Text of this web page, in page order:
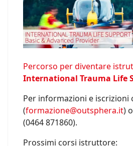
Percorso per diventare
International Trauma Life
Per informazioni e iscrizioni
(formazione@outsphera.it)
(0464 871860).
Prossimi corsi istruttore: